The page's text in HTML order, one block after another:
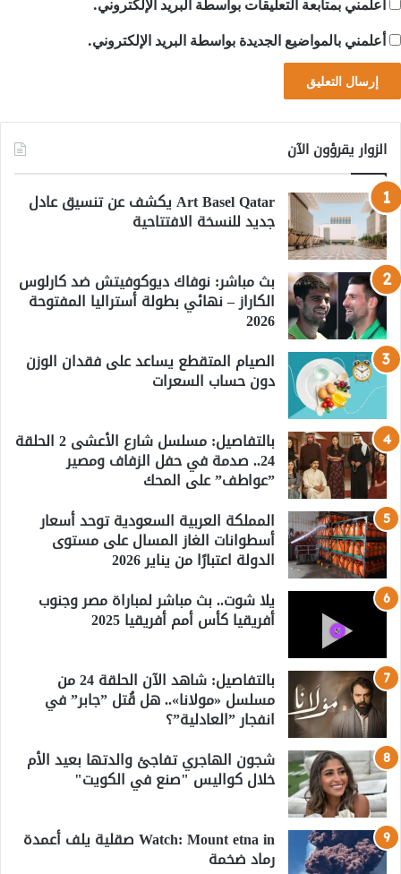
أعلمني بمتابعة التعليقات بواسطة البريد الإلكتروني.
أعلمني بالمواضيع الجديدة بواسطة البريد الإلكتروني.
الزوار يقرؤون الآن
Art Basel Qatar يكشف عن تنسيق عادل
جديد للنسخة الافتتاحية
بث مباشر: نوفاك ديوكوفيتش ضد كارلوس
الكاراز – نهائي بطولة أستراليا المفتوحة
2026
الصيام المتقطع يساعد على فقدان الوزن
دون حساب السعرات
بالتفاصيل: مسلسل شارع الأعشى 2 الحلقة
24.. صدمة في حفل الزفاف ومصير
”عواطف” على المحك
المملكة العربية السعودية توحد أسعار
أسطوانات الغاز المسال على مستوى
الدولة اعتبارًا من يناير 2026
يلا شوت.. بث مباشر لمباراة مصر وجنوب
أفريقيا كأس أمم أفريقيا 2025
بالتفاصيل: شاهد الآن الحلقة 24 من
مسلسل «مولانا».. هل قُتل ”جابر” في
انفجار ”العادلية”؟
شجون الهاجري تفاجئ والدتها بعيد الأم
خلال كواليس "صنع في الكويت"
Watch: Mount etna in صقلية يلف أعمدة
رماد ضخمة